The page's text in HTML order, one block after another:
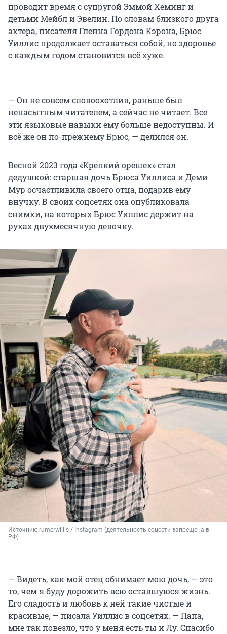
проводит время с супругой Эммой Хеминг и
детьми Мейбл и Эвелин. По словам близкого друга
актера, писателя Гленна Гордона Кэрона, Брюс
Уиллис продолжает оставаться собой, но здоровье
с каждым годом становится всё хуже.
— Он не совсем словоохотлив, раньше был
ненасытным читателем, а сейчас не читает. Все
эти языковые навыки ему больше недоступны. И
всё же он по-прежнему Брюс, — делился он.
Весной 2023 года «Крепкий орешек» стал
дедушкой: старшая дочь Брюса Уиллиса и Деми
Мур осчастливила своего отца, подарив ему
внучку. В своих соцсетях она опубликовала
снимки, на которых Брюс Уиллис держит на
руках двухмесячную девочку.
Источник: rumerwillis / Instagram (деятельность соцсети запрещена в
РФ)
— Видеть, как мой отец обнимает мою дочь, — это
то, чем я буду дорожить всю оставшуюся жизнь.
Его сладость и любовь к ней такие чистые и
красивые, — писала Уиллис в соцсетях. — Папа,
мне так повезло, что у меня есть ты и Лу. Спасибо